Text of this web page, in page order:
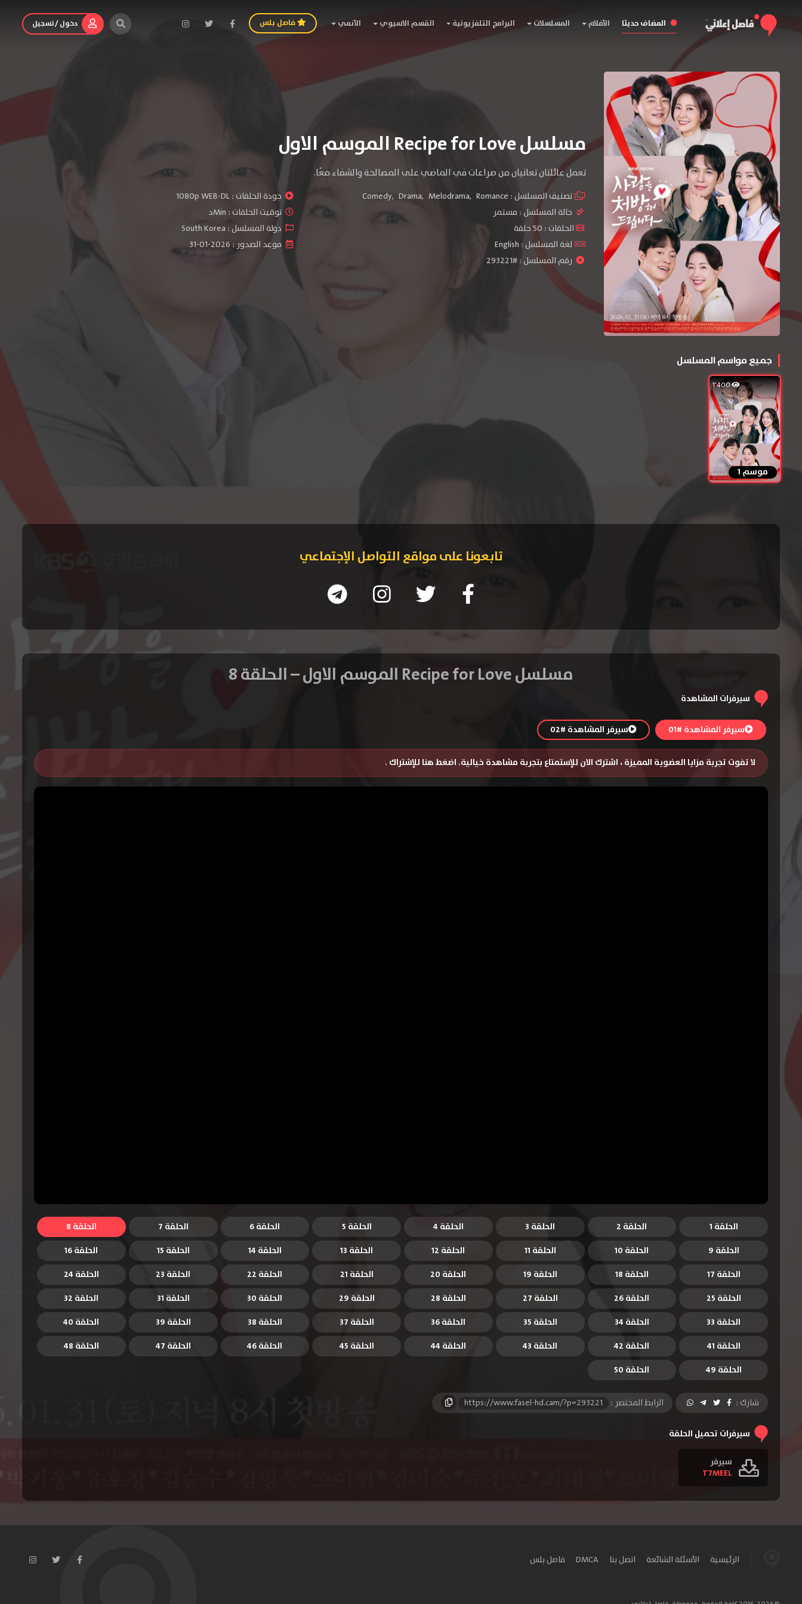
المضاف حديثا الأفلام المسلسلات البرامج التلفزيونية القسم الاسيوي الأنمي فاصل بلس دخول / تسجيل
مسلسل Recipe for Love الموسم الاول
تعمل عائلتان تعانيان من صراعات في الماضي على المصالحة والشفاء معًا.
تصنيف المسلسل : Comedy, Drama, Melodrama, Romance جودة الحلقات :1080p WEB-DL
حالة المسلسل : مستمر
توقيت الحلقات : Minد
الحلقات : 50 حلقة
دولة المسلسل : South Korea
لغة المسلسل : English
موعد الصدور : 2026-01-31
رقم المسلسل : #293221
جميع مواسم المسلسل
1٬400
موسم 1
تابعونا على مواقع التواصل الإجتماعي
مسلسل Recipe for Love الموسم الاول – الحلقة 8
سيرفرات المشاهدة
سيرفر المشاهدة #01 سيرفر المشاهدة #02
لا تفوت تجربة مزايا العضوية المميزة ، اشترك الان للإستمتاع بتجربة مشاهدة خيالية. اضغط هنا للإشتراك .
الحلقة 1 الحلقة 2 الحلقة 3 الحلقة 4 الحلقة 5 الحلقة 6 الحلقة 7
الحلقة 8
الحلقة 9
الحلقة 10 الحلقة 11 الحلقة 12 الحلقة 13 الحلقة 14 الحلقة 15
الحلقة 16
الحلقة 17
الحلقة 18 الحلقة 19 الحلقة 20 الحلقة 21 الحلقة 22 الحلقة 23
الحلقة 24
الحلقة 25
الحلقة 26 الحلقة 27 الحلقة 28 الحلقة 29 الحلقة 30 الحلقة 31
الحلقة 32
الحلقة 33
الحلقة 34 الحلقة 35 الحلقة 36 الحلقة 37 الحلقة 38 الحلقة 39
الحلقة 40
الحلقة 41
الحلقة 42 الحلقة 43 الحلقة 44 الحلقة 45 الحلقة 46 الحلقة 47
الحلقة 48
الحلقة 49
الحلقة 50
شارك : الرابط المختصر : https://www.fasel-hd.cam/?p=293221
سيرفرات تحميل الحلقة
سيرفر
T7MEEL
الرئيسية الأسئلة الشائعة اتصل بنا DMCA فاصل بلس